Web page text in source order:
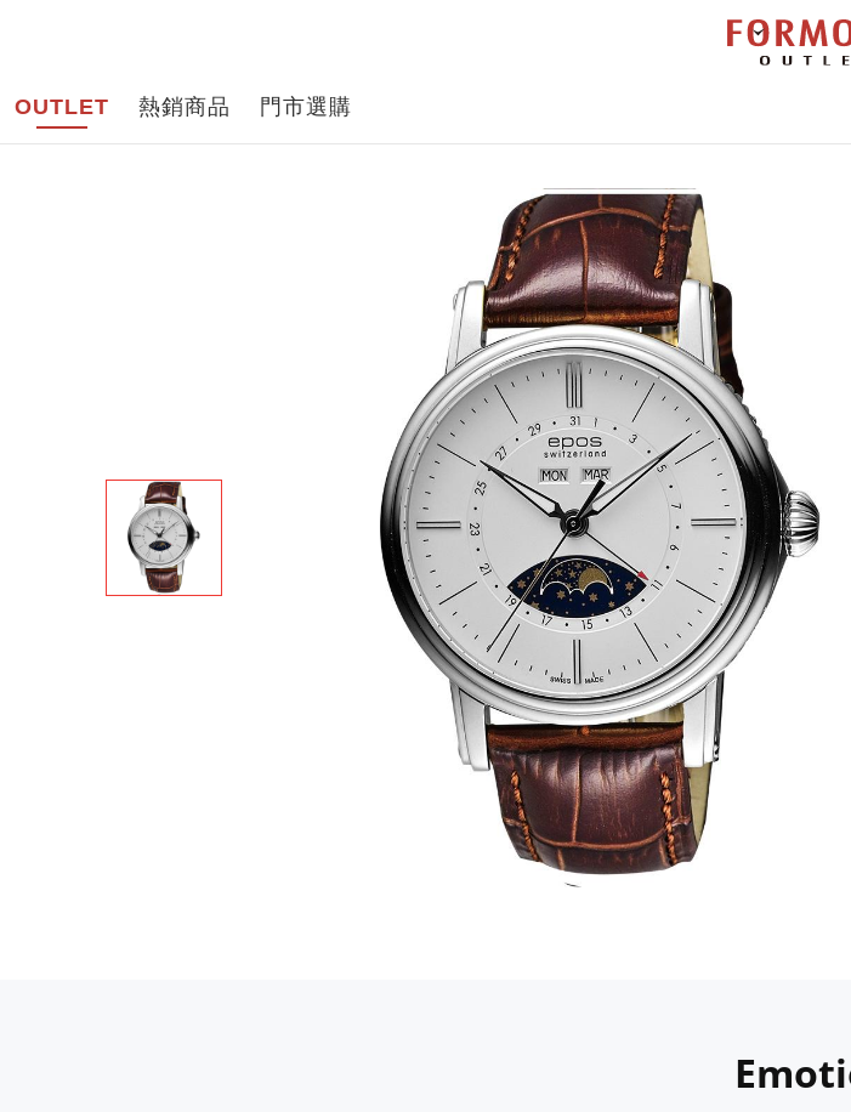
帝舵表 錶款搜
OUTLET 熱銷商品 門市選購